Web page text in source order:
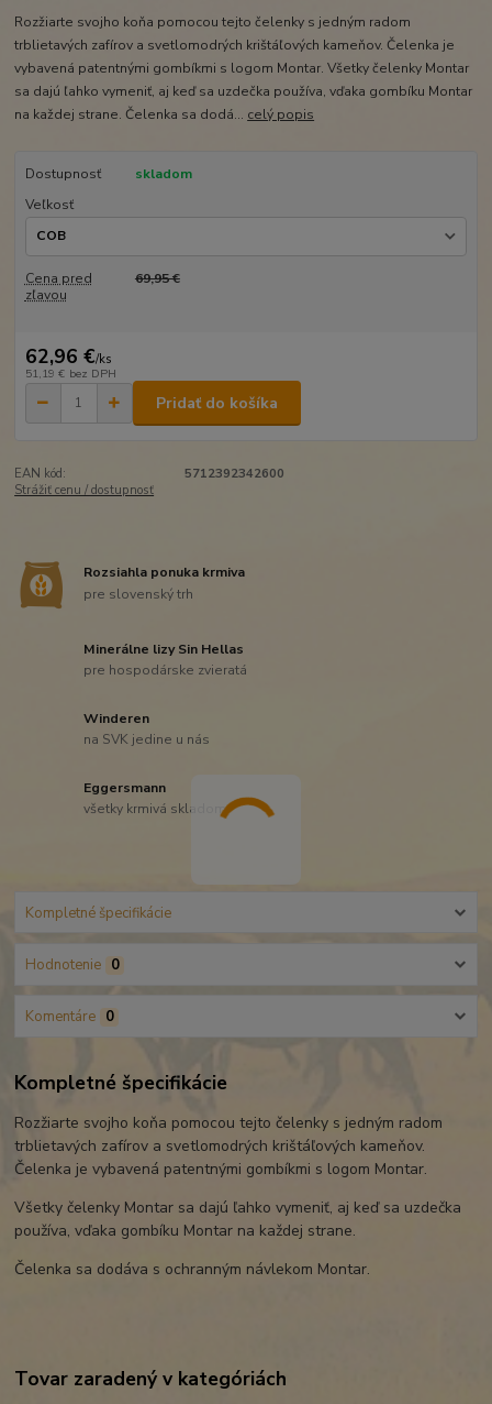
Rozžiarte svojho koňa pomocou tejto čelenky s jedným radom
trblietavých zafírov a svetlomodrých krištáľových kameňov. Čelenka je
vybavená patentnými gombíkmi s logom Montar. Všetky čelenky Montar
sa dajú ľahko vymeniť, aj keď sa uzdečka používa, vďaka gombíku Montar
na každej strane. Čelenka sa dodá... celý popis
Dostupnosť
skladom
Veľkosť
Cena pred
zľavou
69,95 €
62,96 €/ks
51,19 € bez DPH
Pridať do košíka
EAN kód:
5712392342600
Strážiť cenu / dostupnosť
Rozsiahla ponuka krmiva
pre slovenský trh
Minerálne lizy Sin Hellas
pre hospodárske zvieratá
Winderen
na SVK jedine u nás
Eggersmann
všetky krmivá skladom
Kompletné špecifikácie
Hodnotenie 0
Komentáre 0
Kompletné špecifikácie
Rozžiarte svojho koňa pomocou tejto čelenky s jedným radom
trblietavých zafírov a svetlomodrých krištáľových kameňov.
Čelenka je vybavená patentnými gombíkmi s logom Montar.
Všetky čelenky Montar sa dajú ľahko vymeniť, aj keď sa uzdečka
používa, vďaka gombíku Montar na každej strane.
Čelenka sa dodáva s ochranným návlekom Montar.
Tovar zaradený v kategóriách